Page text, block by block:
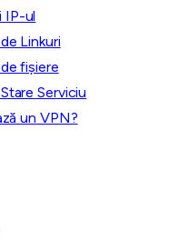
IP-ul
Linkuri
fișiere
Serviciu
un VPN?